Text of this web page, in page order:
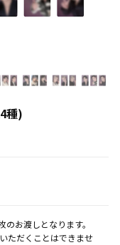
種)
お渡しとなります。
ただくことはできませ